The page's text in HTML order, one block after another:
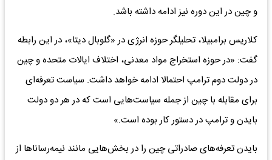
و چین در این دوره نیز ادامه داشته باشد.
کلاریس برامبیلا، تحلیلگر حوزه انرژی در «گلوبال دیتا»، در این رابطه
گفت: «در حوزه استخراج مواد معدنی، اختلاف ایالات متحده و چین
در دولت دوم ترامپ احتمالا ادامه خواهد داشت. سیاست تعرفه‌ای
برای مقابله با چین از جمله سیاست‌هایی است که در هر دو دولت
بایدن و ترامپ در دستور کار بوده است.»
بایدن تعرفه‌‌‌های صادراتی چین را در بخش‌‌‌هایی مانند نیمه‌‌‌رساناها از